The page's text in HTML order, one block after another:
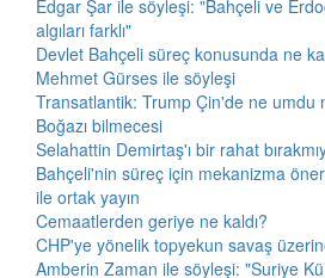
Edgar Şar ile söyleşi: "Bahçeli ve
algıları farklı"
Devlet Bahçeli süreç konusunda ne
Mehmet Gürses ile söyleşi
Transatlantik: Trump Çin'de ne umdu
Boğazı bilmecesi
Selahattin Demirtaş'ı bir rahat
Bahçeli'nin süreç için mekanizma
ile ortak yayın
Cemaatlerden geriye ne kaldı?
CHP'ye yönelik topyekun savaş
Amberin Zaman ile söyleşi: "Suriye